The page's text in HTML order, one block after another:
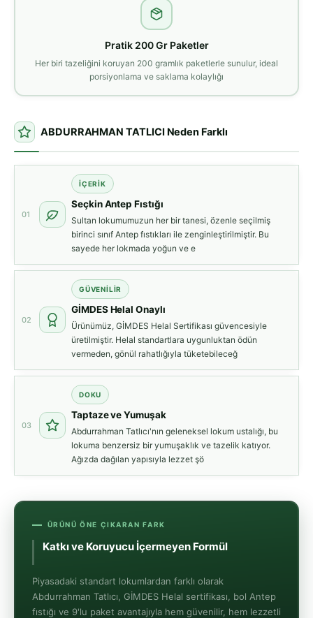
Pratik 200 Gr Paketler
Her biri tazeliğini koruyan 200 gramlık paketlerle sunulur, ideal
porsiyonlama ve saklama kolaylığı
ABDURRAHMAN TATLICI Neden Farklı
01
İÇERİK
Seçkin Antep Fıstığı
Sultan lokumumuzun her bir tanesi, özenle seçilmiş
birinci sınıf Antep fıstıkları ile zenginleştirilmiştir. Bu
sayede her lokmada yoğun ve e
02
GÜVENİLİR
GİMDES Helal Onaylı
Ürünümüz, GİMDES Helal Sertifikası güvencesiyle
üretilmiştir. Helal standartlara uygunluktan ödün
vermeden, gönül rahatlığıyla tüketebileceğ
03
DOKU
Taptaze ve Yumuşak
Abdurrahman Tatlıcı'nın geleneksel lokum ustalığı, bu
lokuma benzersiz bir yumuşaklık ve tazelik katıyor.
Ağızda dağılan yapısıyla lezzet şö
ÜRÜNÜ ÖNE ÇIKARAN FARK
Katkı ve Koruyucu İçerm
Piyasadaki standart lokumlardan farklı olarak
Abdurrahman Tatlıcı, GİMDES Helal sertifikası, bol Antep
fıstığı ve 9'lu paket avantajıyla hem güvenilir, hem lezzetli